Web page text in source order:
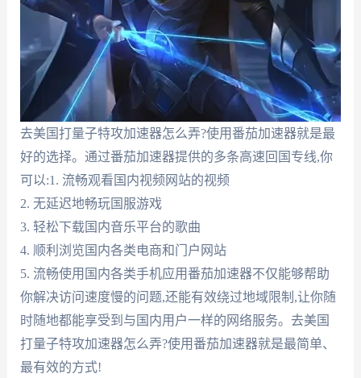
去美国打量子特攻加速器怎么弄?使用番茄加速器就是最
好的选择。通过番茄加速器提供的多条高速回国专线,你
可以:1. 流畅观看国内视频网站的视频
2. 无延迟地畅玩国服游戏
3. 轻松下载国内音乐平台的歌曲
4. 顺利浏览国内各类电商和门户网站
5. 流畅使用国内各类手机应用番茄加速器不仅能够帮助
你解决访问速度慢的问题,还能有效绕过地域限制,让你随
时随地都能享受到与国内用户一样的网络服务。去美国
打量子特攻加速器怎么弄?使用番茄加速器就是最简单、
最有效的方式!